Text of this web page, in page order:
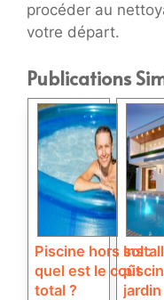
procéder au
votre départ.
Publications
Piscine hors sol :
quel est le coût
total ?
jardin